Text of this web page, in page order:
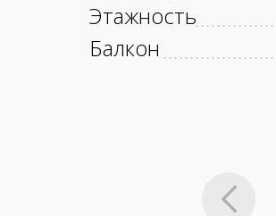
Этажность
Балкон